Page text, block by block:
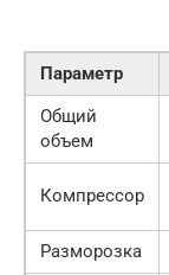
Параметр
Общий
объем
Компрессор
Разморозка